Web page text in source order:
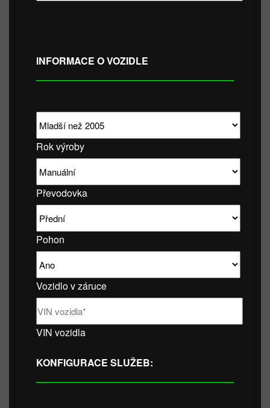
INFORMACE O VOZIDLE
Rok výroby
Převodovka
Pohon
Vozidlo v záruce
VIN vozidla
KONFIGURACE SLUŽEB: